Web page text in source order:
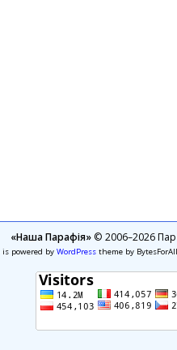
«Наша Парафія»© 2006–2026
powered by WordPresstheme by